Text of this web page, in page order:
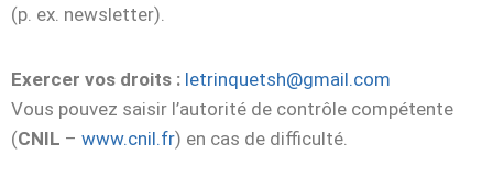
(p. ex. newsletter).
Exercer vos droits : letrinquetsh@gmail.com
Vous pouvez saisir l’autorité de contrôle compétente
(CNIL – www.cnil.fr) en cas de difficulté.